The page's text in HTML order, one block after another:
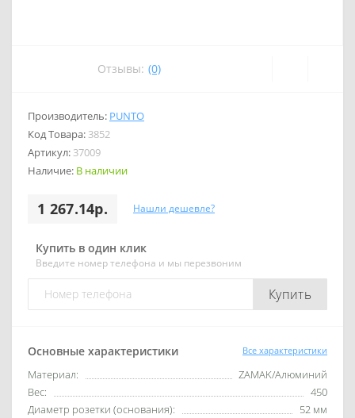
Отзывы: (0)
Производитель: PUNTO
Код Товара: 3852
Артикул: 37009
Наличие: В наличии
1 267.14р. Нашли дешевле?
Купить в один клик
Введите номер телефона и мы перезвоним
Купить
Основные характеристики Все характеристики
Материал:
ZAMAK/Алюминий
Вес:
450
Диаметр розетки (основания):
52 мм